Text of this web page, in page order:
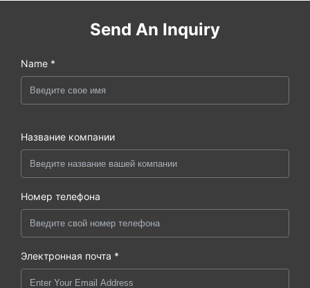
Send An Inquiry
Name *
Название компании
Номер телефона
Электронная почта *